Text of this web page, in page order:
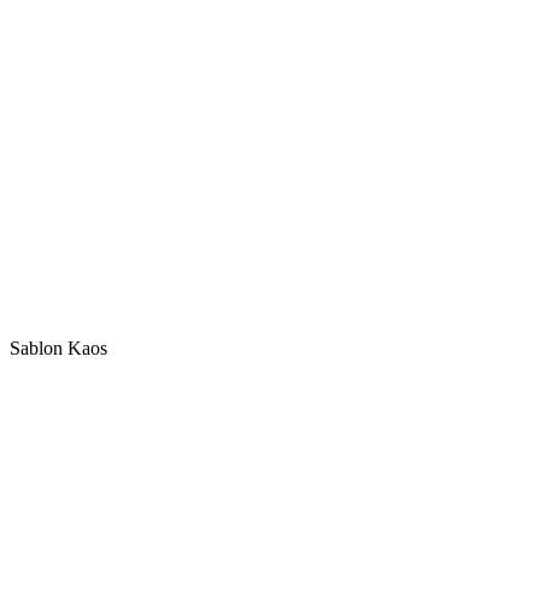
Sablon Kaos